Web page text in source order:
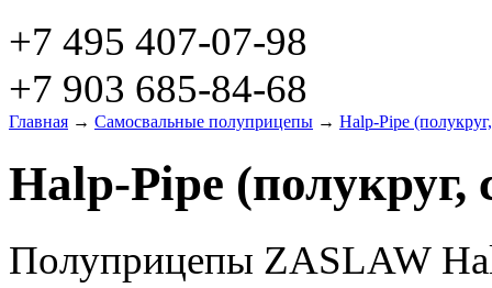
+7 495 407-07-98
+7 903 685-84-68
Главная → Самосвальные полуприцепы → Halp-Pipe
Halp-Pipe (полукруг,
Полуприцепы ZASLAW